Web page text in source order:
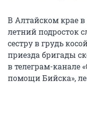
В Алтайском крае
летний подросток
сестру в грудь
приезда бригады
в телеграм-канале
помощи Бийска»,